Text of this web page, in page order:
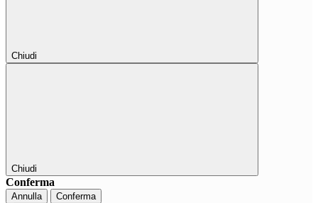
Chiudi
Chiudi
Conferma
Annulla Conferma